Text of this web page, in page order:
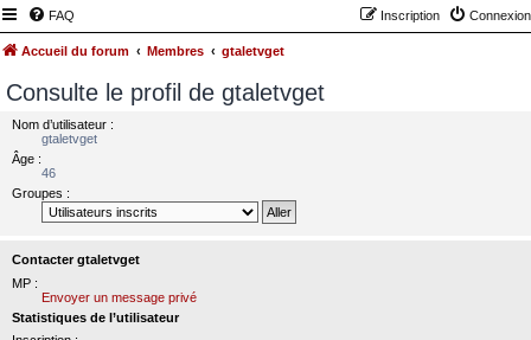
FAQ Connexion
Inscription
Accueil du forum Membres gtaletvget
Consulte le profil de gtaletvget
Nom d’utilisateur :
gtaletvget
Âge :
46
Groupes :
Contacter gtaletvget
MP :
Envoyer un message privé
Statistiques de l’utilisateur